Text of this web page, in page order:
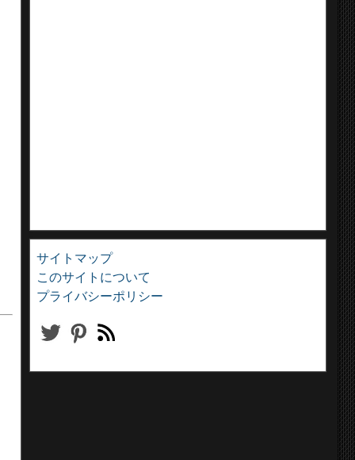
サイトマップ
このサイトについて
プライバシーポリシー